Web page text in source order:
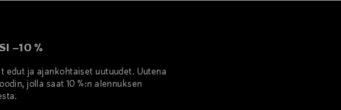
–10 %
edut ja ajankohtaiset uutuudet. Uutena
jolla saat 10 %:n alennuksen